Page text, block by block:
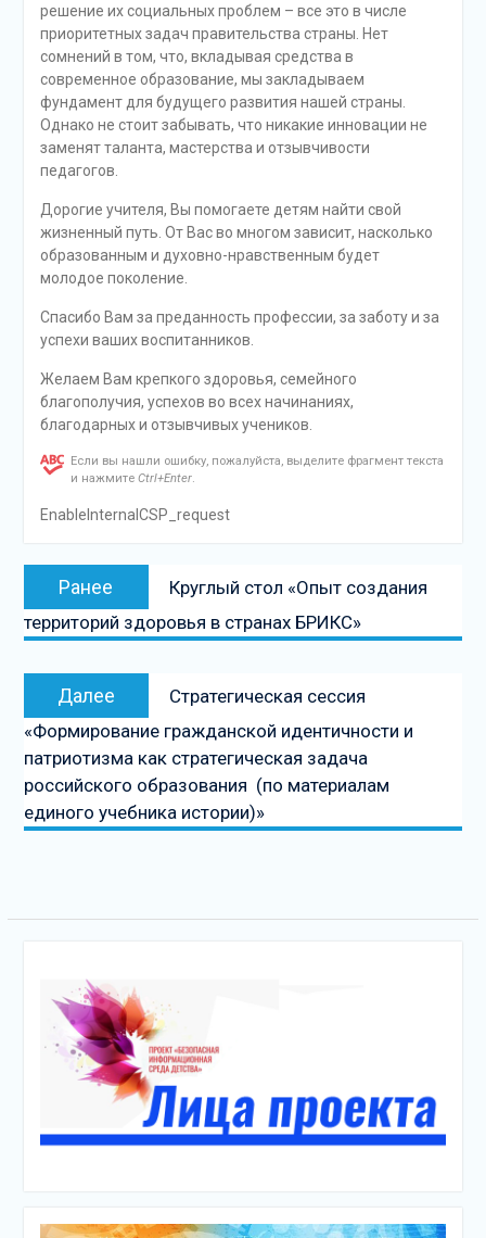
решение их социальных проблем – все это в числе
приоритетных задач правительства страны. Нет
сомнений в том, что, вкладывая средства в
современное образование, мы закладываем
фундамент для будущего развития нашей страны.
Однако не стоит забывать, что никакие инновации не
заменят таланта, мастерства и отзывчивости
педагогов.
Дорогие учителя, Вы помогаете детям найти свой
жизненный путь. От Вас во многом зависит, насколько
образованным и духовно-нравственным будет
молодое поколение.
Спасибо Вам за преданность профессии, за заботу и за
успехи ваших воспитанников.
Желаем Вам крепкого здоровья, семейного
благополучия, успехов во всех начинаниях,
благодарных и отзывчивых учеников.
Если вы нашли ошибку, пожалуйста, выделите фрагмент текста
и нажмите Ctrl+Enter.
EnableInternalCSP_request
Навигация
записям
Ранее
запись:
Круглый стол «Опыт создания
территорий здоровья в странах БРИКС»
Далее
запись
Стратегическая сессия
«Формирование гражданской идентичности и
патриотизма как стратегическая задача
российского образования (по материалам
единого учебника истории)»